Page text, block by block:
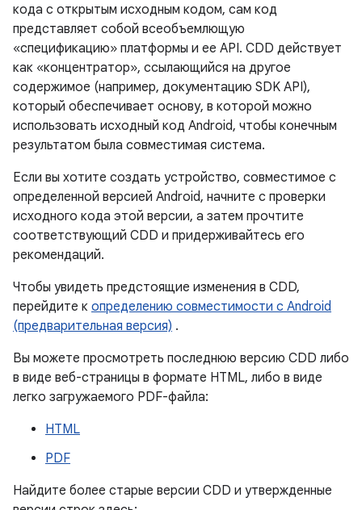
кода с открытым исходным кодом, сам код
представляет собой всеобъемлющую
«спецификацию» платформы и ее API. CDD действует
как «концентратор», ссылающийся на другое
содержимое (например, документацию SDK API),
который обеспечивает основу, в которой можно
использовать исходный код Android, чтобы конечным
результатом была совместимая система.
Если вы хотите создать устройство, совместимое с
определенной версией Android, начните с проверки
исходного кода этой версии, а затем прочтите
соответствующий CDD и придерживайтесь его
рекомендаций.
Чтобы увидеть предстоящие изменения в CDD,
перейдите к определению совместимости с Android
(предварительная версия) .
Вы можете просмотреть последнюю версию CDD либо
в виде веб-страницы в формате HTML, либо в виде
легко загружаемого PDF-файла:
HTML
PDF
Найдите более старые версии CDD и утвержденные